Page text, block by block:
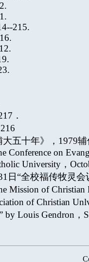
215.
．
五十年》，1979辅
Conference on
University，
日“全校福传牧灵
Mission of
of Christian
Louis Gendron，S